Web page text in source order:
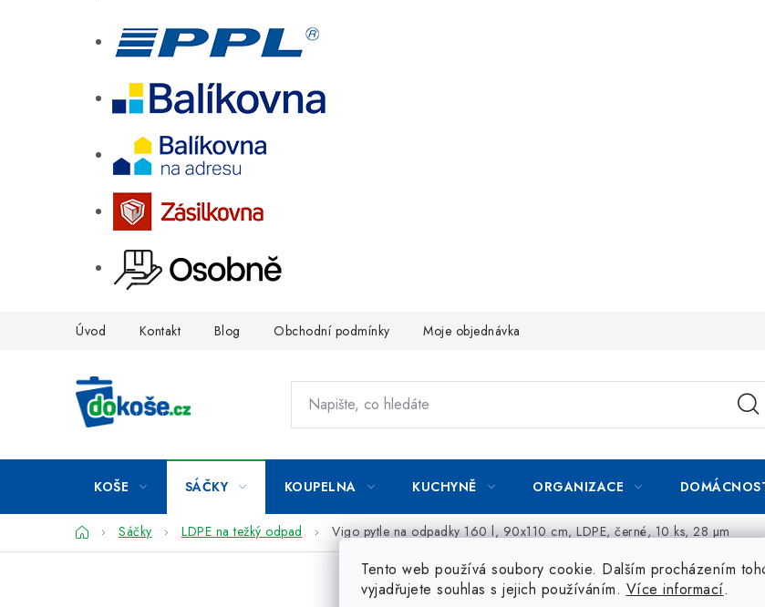
Tento web používá soubory cookie. Dalším procházením
vyjadřujete souhlas s jejich používáním. Více informací.
Úvod Kontakt Blog Obchodní podmínky Moje objednávka
KOŠE SÁČKY KOUPELNA KUCHYNĚ ORGANIZACE
DomůSáčky LDPE na težký odpad Vigo pytle na odpadky 160 l, 90x110 cm, LDPE, černé, 10 ks, 28 µm